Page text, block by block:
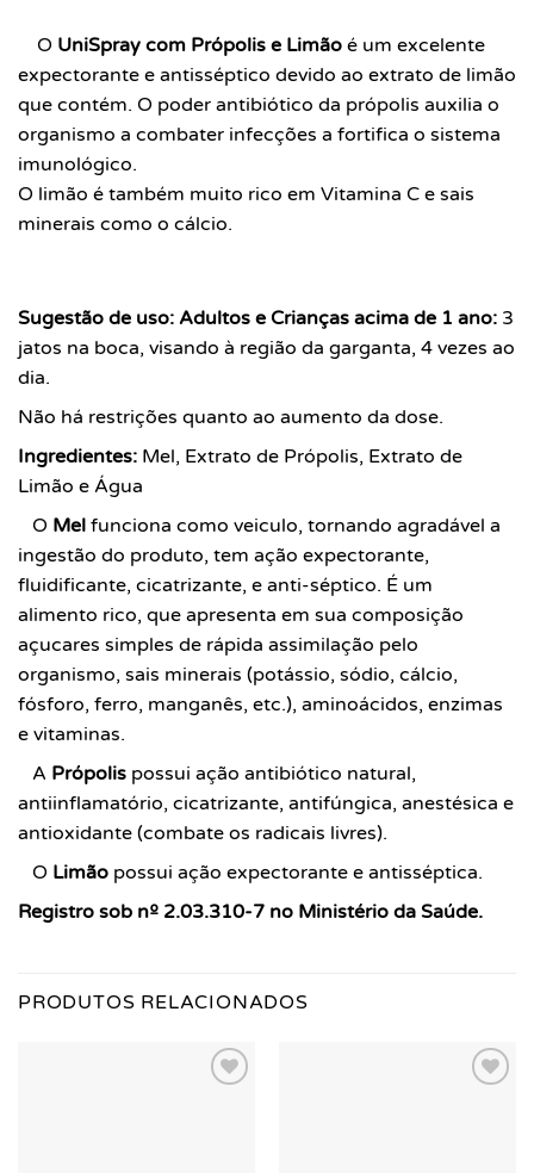
O UniSpray com Própolis e Limão é um excelente
expectorante e antisséptico devido ao extrato de limão
que contém. O poder antibiótico da própolis auxilia o
organismo a combater infecções a fortifica o sistema
imunológico.
O limão é também muito rico em Vitamina C e sais
minerais como o cálcio.
Sugestão de uso: Adultos e Crianças acima de 1 ano: 3
jatos na boca, visando à região da garganta, 4 vezes ao
dia.
Não há restrições quanto ao aumento da dose.
Ingredientes: Mel, Extrato de Própolis, Extrato de
Limão e Água
O Mel funciona como veiculo, tornando agradável a
ingestão do produto, tem ação expectorante,
fluidificante, cicatrizante, e anti-séptico. É um
alimento rico, que apresenta em sua composição
açucares simples de rápida assimilação pelo
organismo, sais minerais (potássio, sódio, cálcio,
fósforo, ferro, manganês, etc.), aminoácidos, enzimas
e vitaminas.
A Própolis possui ação antibiótico natural,
antiinflamatório, cicatrizante, antifúngica, anestésica e
antioxidante (combate os radicais livres).
O Limão possui ação expectorante e antisséptica.
Registro sob nº 2.03.310-7 no Ministério da Saúde.
PRODUTOS RELACIONADOS